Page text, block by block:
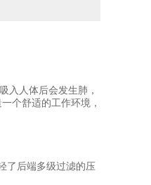
入人体后会发生肺，
个舒适的工作环境，
了后端多级过滤的压